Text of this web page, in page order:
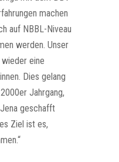
machen
auf NBBL-Niveau
werden. Unser
eine
Dies gelang
Jahrgang,
geschafft
Ziel ist es,